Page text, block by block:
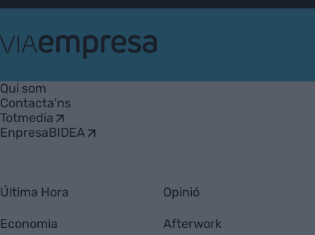
Empresa
Qui som
Contacta'ns
Totmedia
EnpresaBIDEA
Última Hora
Economia
Opinió
Afterwork